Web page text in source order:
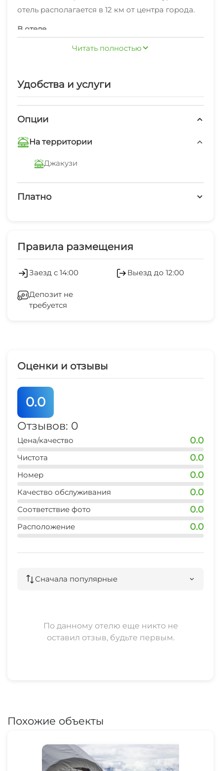
отель располагается в 12 км от центра города.
В отеле
Читать полностью
Удобства и услуги
Опции
На территории
Джакузи
Платно
Правила размещения
Заезд с 14:00 Выезд до 12:00
Депозит не
требуется
Оценки и отзывы
0.0
Отзывов: 0
Цена/качество 0.0
Чистота 0.0
Номер 0.0
Качество обслуживания 0.0
Соответствие фото 0.0
Расположение 0.0
Сначала популярные
По данному отелю еще никто не
оставил отзыв, будьте первым.
Похожие объекты